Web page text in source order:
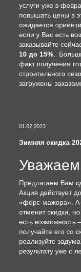
услуги уже в
повышать цены в
ожидается
если у Вас есть
заказывайте
10 до 15% .
факт получения
строительного
загружены
01.02.2023
Зимняя скидка
Предлагаем Вам
Акция действует
«форс-мажора». А
отменит скидки,
есть возможность
получайте его со
реализуйте
результату уже с